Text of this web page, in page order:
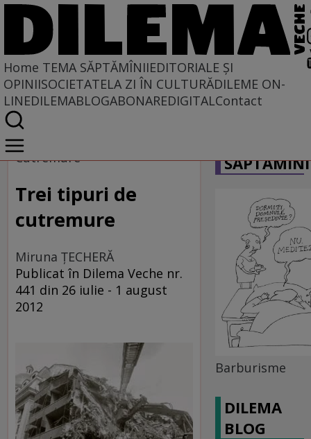
Home TEMA SĂPTĂMÎNIIEDITORIALE ȘI
OPINIISOCIETATELA ZI ÎN CULTURĂDILEME ON-
LINEDILEMABLOGABONAREDIGITALContact
Home
Tema săptămînii
Cutremure
Trei tipuri de
cutremure
Miruna ȚECHERĂ
Publicat în Dilema Veche nr.
441 din 26 iulie - 1 august
2012
Barburisme
DILEMA
BLOG